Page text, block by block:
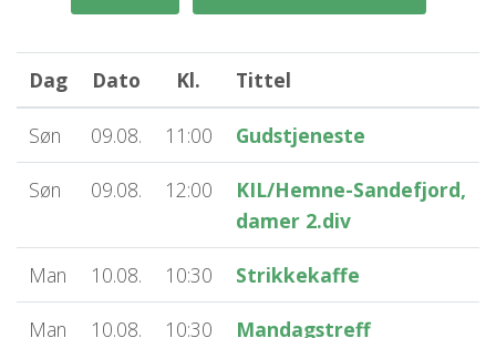
Dag Dato Kl. Tittel
Søn 09.08. 11:00 Gudstjeneste
Søn 09.08. 12:00
KIL/Hemne-Sandefjord,
damer 2.div
Man 10.08. 10:30 Strikkekaffe
Man 10.08. 10:30 Mandagstreff